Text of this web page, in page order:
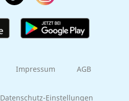
Impressum AGB
Datenschutz-Einstellungen